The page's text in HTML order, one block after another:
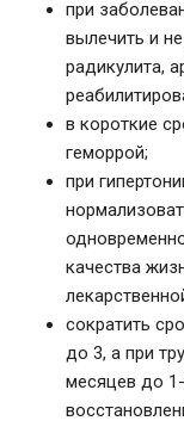
при
вылечить и
радикулита,
в короткие
геморрой;
при
качества
сократить
до 3, а при
месяцев до